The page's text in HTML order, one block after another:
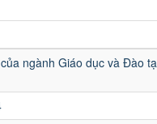
ngành Giáo dục và Đào